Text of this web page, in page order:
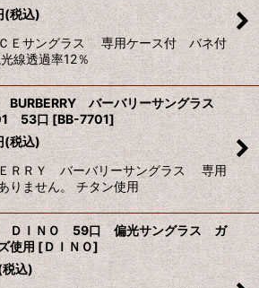
(税込)
Ｅサングラス 専用ケース付 バネ付
線透過率12％
BURBERRY バーバリーサングラス
53口 [BB-7701]
(税込)
ＲＲＹ バーバリーサングラス 専用
りません。 チタン使用
ＤＩＮＯ 59口 偏光サングラス ガ
使用 [ＤＩＮＯ]
込)